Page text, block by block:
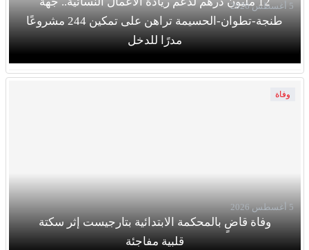
طنجة-تطوان-الحسيمة تراهن على تمكين 244 مشروعًا
مدرًا للدخل
5 أغسطس 2026
وفاة
وفاة قاضٍ بالمحكمة الابتدائية بتارجيست إثر سكتة
قلبية مفاجئة
5 أغسطس 2026